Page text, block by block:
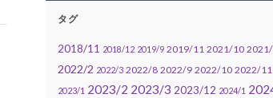
タグ
2018/11 2018/12 2019/9 2019/11 2021/10
2022/2 2022/3 2022/8 2022/9 2022/10 2022/11
2023/1 2023/2 2023/3 2023/12 2024/1